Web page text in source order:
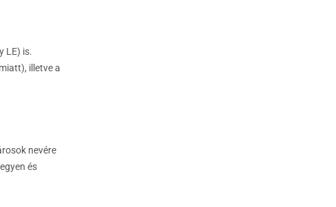
LE) is.
illetve a
nevére
és